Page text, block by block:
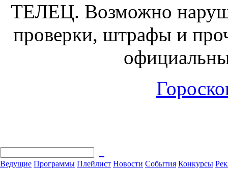
ТЕЛЕЦ. Возможно
проверки, штрафы и
Ведущие Программы Плейлист Новости События Конкурсы